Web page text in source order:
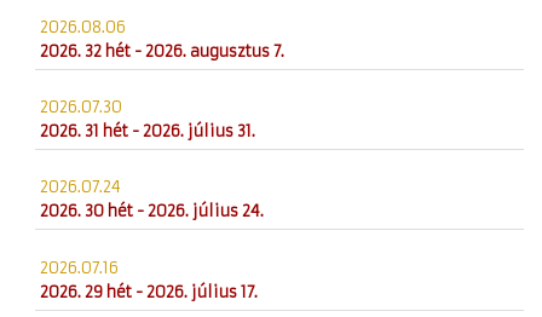
2026.08.06
2026. 32 hét - 2026. augusztus 7.
2026.07.30
2026. 31 hét - 2026. július 31.
2026.07.24
2026. 30 hét - 2026. július 24.
2026.07.16
2026. 29 hét - 2026. július 17.